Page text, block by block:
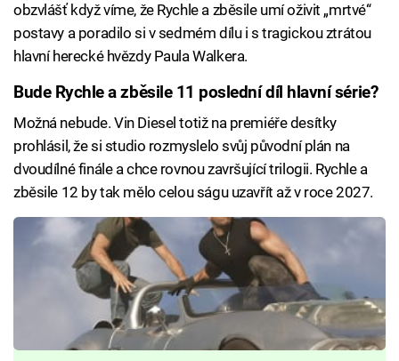
obzvlášť když víme, že Rychle a zběsile umí oživit „mrtvé“
postavy a poradilo si v sedmém dílu i s tragickou ztrátou
hlavní herecké hvězdy Paula Walkera.
Bude Rychle a zběsile 11 poslední díl hlavní série?
Možná nebude. Vin Diesel totiž na premiéře desítky
prohlásil, že si studio rozmyslelo svůj původní plán na
dvoudílné finále a chce rovnou završující trilogii. Rychle a
zběsile 12 by tak mělo celou ságu uzavřít až v roce 2027.